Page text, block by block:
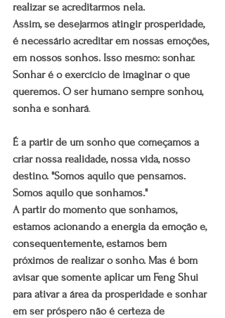
realizar se acreditarmos nela.
Assim, se desejarmos atingir prosperidade,
é necessário acreditar em nossas emoções,
em nossos sonhos. Isso mesmo: sonhar.
Sonhar é o exercício de imaginar o que
queremos. O ser humano sempre sonhou,
sonha e sonhará.
É a partir de um sonho que começamos a
criar nossa realidade, nossa vida, nosso
destino. "Somos aquilo que pensamos.
Somos aquilo que sonhamos."
A partir do momento que sonhamos,
estamos acionando a energia da emoção e,
consequentemente, estamos bem
próximos de realizar o sonho. Mas é bom
avisar que somente aplicar um Feng Shui
para ativar a área da prosperidade e sonhar
em ser próspero não é certeza de